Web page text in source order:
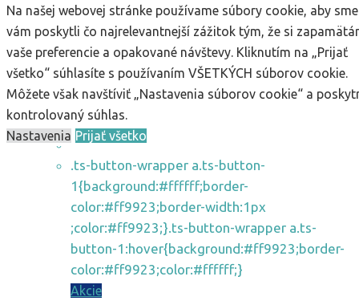
Vyhľadávanie
E-shop
.ts-button-wrapper a.ts-button-
1{background:#ffffff;border-
color:#ff9923;border-width:1px
;color:#ff9923;}.ts-button-wrapper a.ts-
button-1:hover{background:#ff9923;border-
color:#ff9923;color:#ffffff;}
Akcie
Na našej webovej stránke používame súbory cookie, aby sme
vám poskytli čo najrelevantnejší zážitok tým, že si
vaše preferencie a opakované návštevy. Kliknutím na „Prijať
všetko“ súhlasíte s používaním VŠETKÝCH súborov cookie.
Môžete však navštíviť „Nastavenia súborov cookie“ a
kontrolovaný súhlas.
Nastavenia Prijať všetko